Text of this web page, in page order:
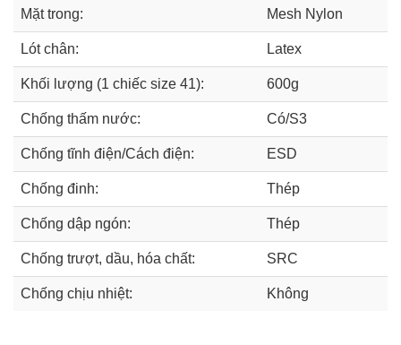
Mặt trong: Mesh Nylon
Lót chân: Latex
Khối lượng (1 chiếc size 41): 600g
Chống thấm nước: Có/S3
Chống tĩnh điện/Cách điện: ESD
Chống đinh: Thép
Chống dập ngón: Thép
Chống trượt, dầu, hóa chất: SRC
Chống chịu nhiệt: Không